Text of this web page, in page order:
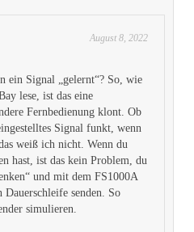
August 8, 2022
ein Signal „gelernt“? So, wie
lese, ist das eine
Fernbedienung klont. Ob
Signal funkt, wenn
weiß ich nicht. Wenn du
hast, ist das kein Problem, du
und mit dem FS1000A
senden. So
simulieren.